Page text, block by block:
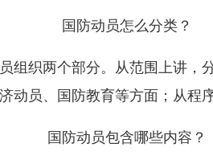
国防动员怎么分类？
织两个部分。从范围上讲，
动员、国防教育等方面；从程
国防动员包含哪些内容？